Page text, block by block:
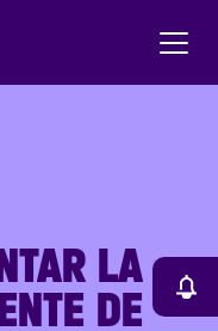
LA
DE